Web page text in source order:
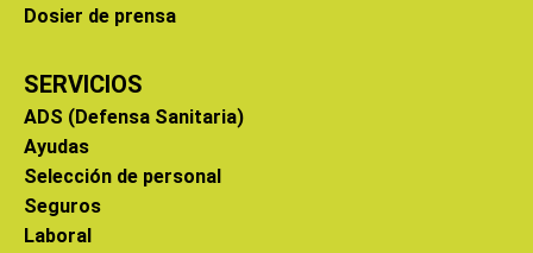
Dosier de prensa
SERVICIOS
ADS (Defensa Sanitaria)
Ayudas
Selección de personal
Seguros
Laboral